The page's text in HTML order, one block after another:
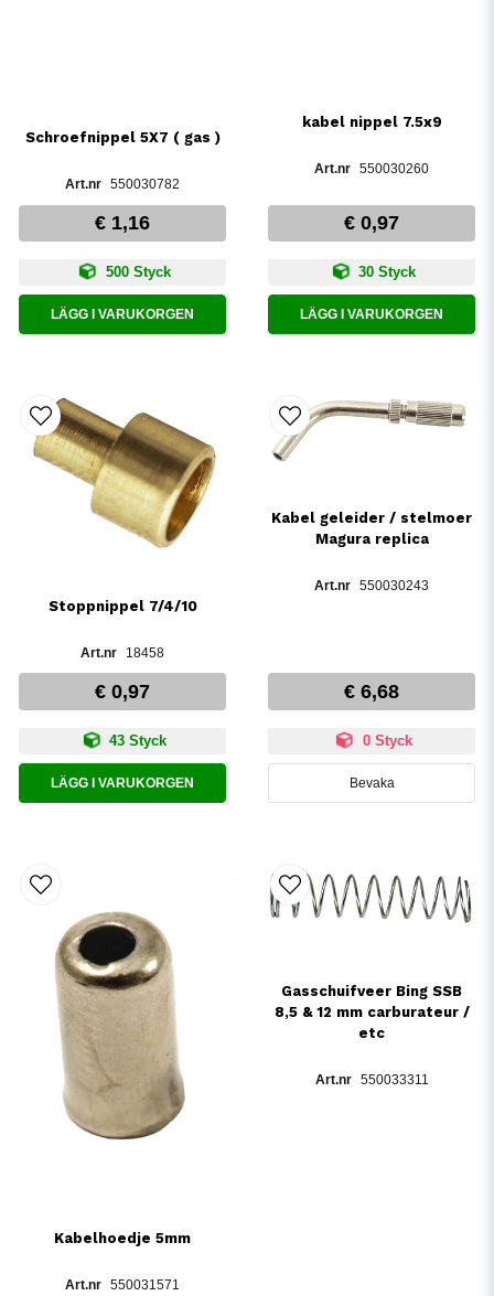
Schroefnippel 5X7 ( gas )
550030782
€ 1,16
500 Styck
LÄGG I VARUKORGEN
kabel nippel 7.5x9
550030260
€ 0,97
30 Styck
LÄGG I VARUKORGEN
Stoppnippel 7/4/10
18458
€ 0,97
43 Styck
LÄGG I VARUKORGEN
Kabel geleider / stelmoer
Magura replica
550030243
€ 6,68
0 Styck
Bevaka
Kabelhoedje 5mm
550031571
Gasschuifveer Bing SSB
8,5 & 12 mm carburateur /
etc
550033311